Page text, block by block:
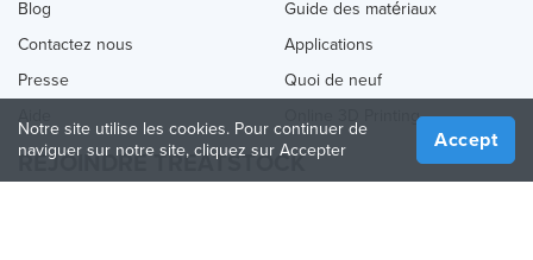
Blog
Contactez nous
Presse
Guide des matériaux
Applications
Quoi de neuf
Online 3D Printing
REJOINDRE TREATSTOCK
Notre site utilise les cookies. Pour continuer de
naviguer sur notre site, cliquez sur Accepter
Accept